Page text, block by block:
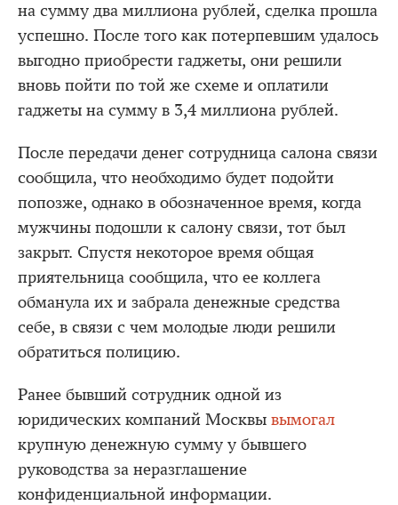
на сумму два миллиона рублей, сделка прошла
успешно. После того как потерпевшим удалось
выгодно приобрести гаджеты, они решили
вновь пойти по той же схеме и оплатили
гаджеты на сумму в 3,4 миллиона рублей.
После передачи денег сотрудница салона связи
сообщила, что необходимо будет подойти
попозже, однако в обозначенное время, когда
мужчины подошли к салону связи, тот был
закрыт. Спустя некоторое время общая
приятельница сообщила, что ее коллега
обманула их и забрала денежные средства
себе, в связи с чем молодые люди решили
обратиться полицию.
Ранее бывший сотрудник одной из
юридических компаний Москвы вымогал
крупную денежную сумму у бывшего
руководства за неразглашение
конфиденциальной информации.